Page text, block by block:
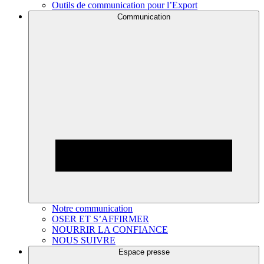
Outils de communication pour l’Export
Communication
Notre communication
OSER ET S’AFFIRMER
NOURRIR LA CONFIANCE
NOUS SUIVRE
Espace presse